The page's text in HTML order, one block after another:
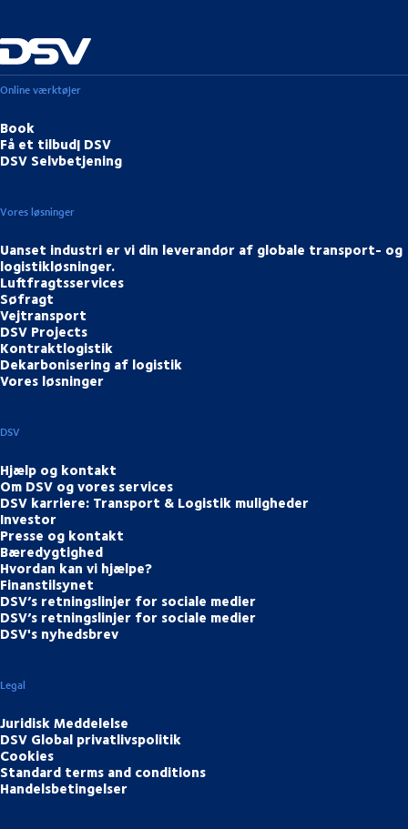
Online værktøjer
Book
Få et tilbud| DSV
DSV Selvbetjening
Vores løsninger
Uanset industri er vi din leverandør af globale transport- og
logistikløsninger.
Luftfragtsservices
Søfragt
Vejtransport
DSV Projects
Kontraktlogistik
Dekarbonisering af logistik
Vores løsninger
DSV
Hjælp og kontakt
Om DSV og vores services
DSV karriere: Transport & Logistik muligheder
Investor
Presse og kontakt
Bæredygtighed
Hvordan kan vi hjælpe?
Finanstilsynet
DSV’s retningslinjer for sociale medier
DSV’s retningslinjer for sociale medier
DSV's nyhedsbrev
Legal
Juridisk Meddelelse
DSV Global privatlivspolitik
Cookies
Standard terms and conditions
Handelsbetingelser